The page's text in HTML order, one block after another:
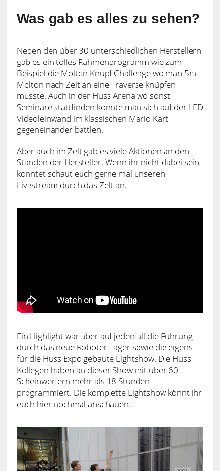
Was gab es alles zu sehen?
Neben den über 30 unterschiedlichen Herstellern
gab es ein tolles Rahmenprogramm wie zum
Beispiel die Molton Knüpf Challenge wo man 5m
Molton nach Zeit an eine Traverse knüpfen
musste. Auch in der Huss Arena wo sonst
Seminare stattfinden konnte man sich auf der LED
Videoleinwand im klassischen Mario Kart
gegeneinander battlen.
Aber auch im Zelt gab es viele Aktionen an den
Ständen der Hersteller. Wenn ihr nicht dabei sein
konntet schaut euch gerne mal unseren
Livestream durch das Zelt an.
Ein Highlight war aber auf jedenfall die Führung
durch das neue Roboter Lager sowie die eigens
für die Huss Expo gebaute Lightshow. Die Huss
Kollegen haben an dieser Show mit über 60
Scheinwerfern mehr als 18 Stunden
programmiert. Die komplette Lightshow könnt ihr
euch hier nochmal anschauen.